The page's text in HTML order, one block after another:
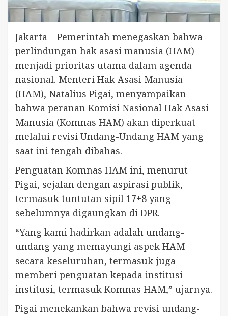
Jakarta – Pemerintah menegaskan bahwa
perlindungan hak asasi manusia (HAM)
menjadi prioritas utama dalam agenda
nasional. Menteri Hak Asasi Manusia
(HAM), Natalius Pigai, menyampaikan
bahwa peranan Komisi Nasional Hak Asasi
Manusia (Komnas HAM) akan diperkuat
melalui revisi Undang-Undang HAM yang
saat ini tengah dibahas.
Penguatan Komnas HAM ini, menurut
Pigai, sejalan dengan aspirasi publik,
termasuk tuntutan sipil 17+8 yang
sebelumnya digaungkan di DPR.
“Yang kami hadirkan adalah undang-
undang yang memayungi aspek HAM
secara keseluruhan, termasuk juga
memberi penguatan kepada institusi-
institusi, termasuk Komnas HAM,” ujarnya.
Pigai menekankan bahwa revisi undang-